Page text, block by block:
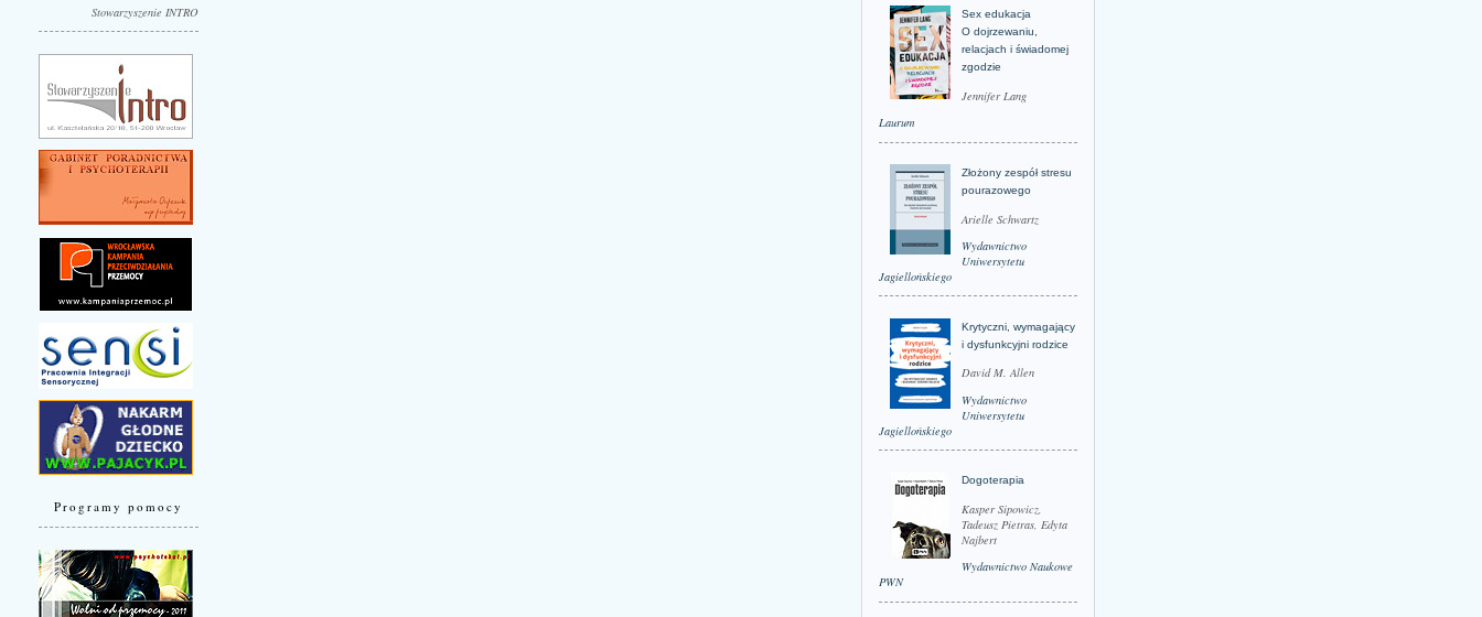
Stowarzyszenie INTRO
Programy pomocy
Sex edukacja
O dojrzewaniu,
relacjach i świadomej
zgodzie
Jennifer Lang
Laurum
Złożony zespół stresu
pourazowego
Arielle Schwartz
Wydawnictwo
Uniwersytetu
Jagiellońskiego
Krytyczni, wymagający
i dysfunkcyjni rodzice
David M. Allen
Wydawnictwo
Uniwersytetu
Jagiellońskiego
Dogoterapia
Kasper Sipowicz,
Tadeusz Pietras, Edyta
Najbert
Wydawnictwo Naukowe
PWN